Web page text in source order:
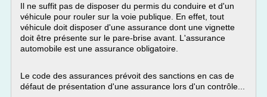
Il ne suffit pas de disposer du permis du conduire et d'un
véhicule pour rouler sur la voie publique. En effet, tout
véhicule doit disposer d'une assurance dont une vignette
doit être présente sur le pare-brise avant. L'assurance
automobile est une assurance obligatoire.
Le code des assurances prévoit des sanctions en cas de
défaut de présentation d'une assurance lors d'un contrôle...